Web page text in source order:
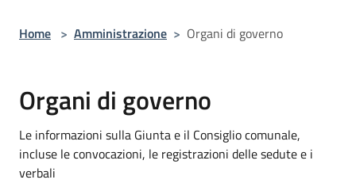
Home > Amministrazione > Organi di governo
Organi di governo
Le informazioni sulla Giunta e il Consiglio comunale,
incluse le convocazioni, le registrazioni delle sedute e i
verbali